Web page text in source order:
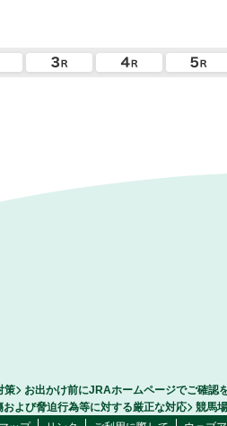
策 お出かけ前にJRAホームページでご確認
よび脅迫行為等に対する厳正な対応
競馬